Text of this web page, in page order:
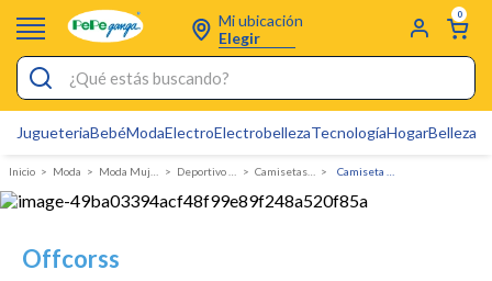
Mi ubicación
Elegir
0
¿Qué estás buscando?
JugueteriaBebéModaElectroElectrobellezaTecnologíaHogarBelleza
Moda Moda Mujer Deportivo para Mujer Camisetas y polos
Offcorss
Pijamas
Figuras Toy Story